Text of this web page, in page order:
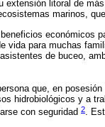
extensión litoral de
marinos,
económicos
vida para muchas
de buceo,
que, en
hidrobiológicos y a
con seguridad 2.